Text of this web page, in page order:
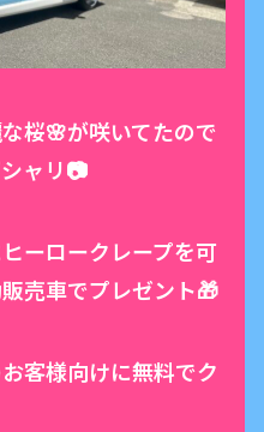
桜🌸が咲いてたので
ャリ📷
ーロークレープを可
売車でプレゼント🎁
客様向けに無料でク